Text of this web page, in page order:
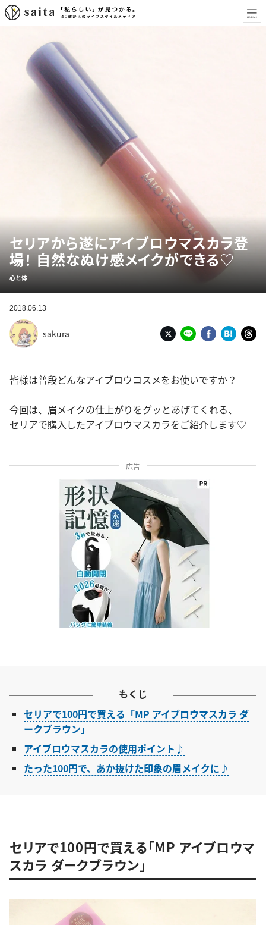
セリアから遂にアイブロウマスカラ登
場！ 自然なぬけ感メイクができる♡
心と体
2018.06.13
sakura
皆様は普段どんなアイブロウコスメをお使いですか？
今回は、眉メイクの仕上がりをグッとあげてくれる、
セリアで購入したアイブロウマスカラをご紹介します♡
広告
もくじ
セリアで100円で買える「MP アイブロウマスカラ ダ
ークブラウン」
アイブロウマスカラの使用ポイント♪
たった100円で、あか抜けた印象の眉メイクに♪
セリアで100円で買える「MP アイブロウマ
スカラ ダークブラウン」